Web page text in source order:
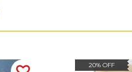
20% OFF